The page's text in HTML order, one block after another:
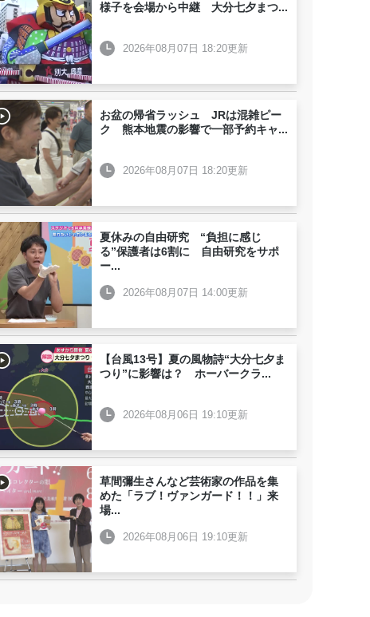
様子を会場から中継 大分七夕まつ...
2026年08月07日 18:20更新
お盆の帰省ラッシュ JRは混雑ピー
ク 熊本地震の影響で一部予約キャ...
2026年08月07日 18:20更新
夏休みの自由研究 “負担に感じ
る”保護者は6割に 自由研究をサポ
ー...
2026年08月07日 14:00更新
【台風13号】夏の風物詩“大分七夕ま
つり”に影響は？ ホーバークラ...
2026年08月06日 19:10更新
草間彌生さんなど芸術家の作品を集
めた「ラブ！ヴァンガード！！」来
場...
2026年08月06日 19:10更新